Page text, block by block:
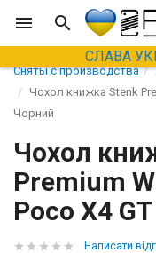
СЛАВА
Сняты с производства
Чохол книжка Stenk
Чорний
Чохол
Premium
Poco X4
Написати